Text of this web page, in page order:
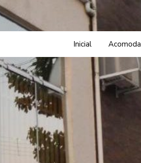
Inicial